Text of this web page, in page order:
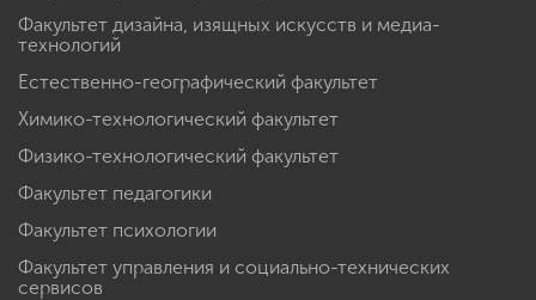
Факультет дизайна, изящных искусств и медиа-
технологий
Естественно-географический факультет
Химико-технологический факультет
Физико-технологический факультет
Факультет педагогики
Факультет психологии
Факультет управления и социально-технических
сервисов